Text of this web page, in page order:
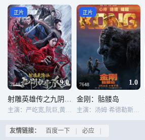
7648 9.0
正片
射雕英雄传之九阴白骨爪
主演：严屹宽,阮巨,黄曦彦,何昶希,更登彭措
7648 1.0
正片
金刚：骷髅岛
主演：汤姆·希德勒斯顿,塞缪尔·杰克逊,布丽·拉尔森,约翰·C·赖利,约翰·古德曼
友情链接： 百度一下 必应